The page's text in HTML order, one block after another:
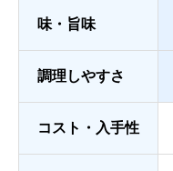
味・旨味
調理しやすさ
コスト・入手性